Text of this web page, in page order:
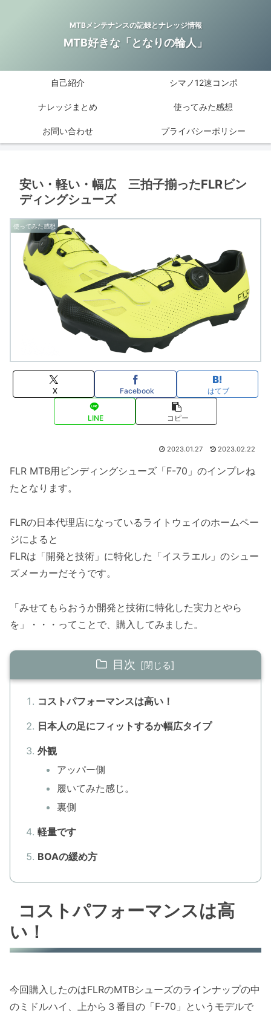
MTBメンテナンスの記録とナレッジ情報
MTB好きな「となりの輪人」
自己紹介 シマノ12速コンポ
ナレッジまとめ 使ってみた感想
お問い合わせ プライバシーポリシー
安い・軽い・幅広 三拍子揃ったFLRビン
ディングシューズ
使ってみた感想
X Facebook はてブ
LINE コピー
2023.01.27 2023.02.22
FLR MTB用ビンディングシューズ「F-70」のインプレね
たとなります。
FLRの日本代理店になっているライトウェイのホームペー
ジによると
FLRは「開発と技術」に特化した「イスラエル」のシュー
ズメーカーだそうです。
「みせてもらおうか開発と技術に特化した実力とやら
を」・・・ってことで、購入してみました。
目次
コストパフォーマンスは高い！
日本人の足にフィットするか幅広タイプ
外観
アッパー側
履いてみた感じ。
裏側
軽量です
BOAの緩め方
コストパフォーマンスは高
い！
今回購入したのはFLRのMTBシューズのラインナップの中
のミドルハイ、上から３番目の「F-70」というモデルで